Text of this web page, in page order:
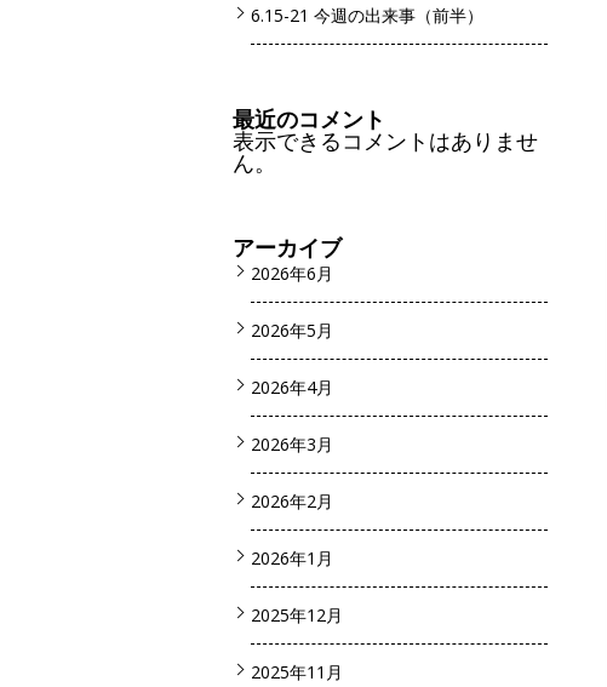
6.15-21 今週の出来事（前半）
最近のコメント
表示できるコメントはありませ
ん。
アーカイブ
2026年6月
2026年5月
2026年4月
2026年3月
2026年2月
2026年1月
2025年12月
2025年11月